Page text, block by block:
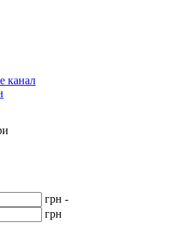
канал
грн -
грн